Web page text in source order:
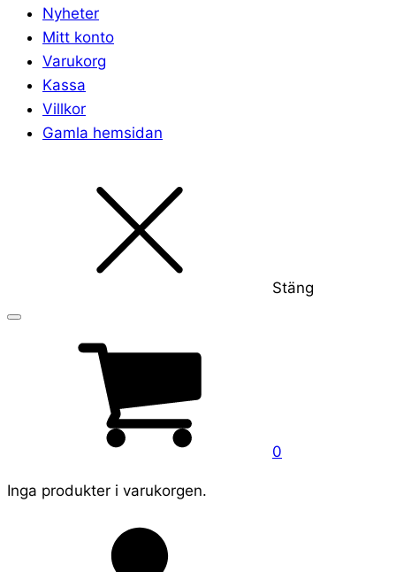
Nyheter
Mitt konto
Varukorg
Kassa
Villkor
Gamla hemsidan
Stäng
0
Inga produkter i varukorgen.